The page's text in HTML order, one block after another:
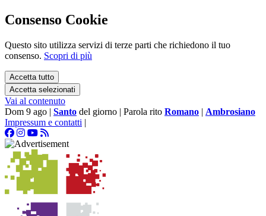
Consenso Cookie
Questo sito utilizza servizi di terze parti che richiedono il tuo
consenso. Scopri di più
Accetta tutto
Accetta selezionati
Vai al contenuto
Dom 9 ago | Santo del giorno | Parola rito Romano | Ambrosiano
Impressum e contatti |